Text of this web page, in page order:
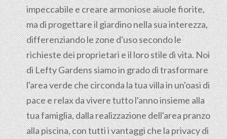
impeccabile e creare armoniose aiuole fiorite,
ma di progettare il giardino nella sua interezza,
differenziando le zone d'uso secondo le
richieste dei proprietari e il loro stile di vita. Noi
di Lefty Gardens siamo in grado di trasformare
l'area verde che circonda la tua villa in un'oasi di
pace e relax da vivere tutto l'anno insieme alla
tua famiglia, dalla realizzazione dell'area pranzo
alla piscina, con tutti i vantaggi che la privacy di